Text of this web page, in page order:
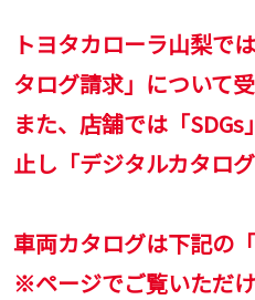
トヨタカローラ山梨で
タログ請求」について
また、店舗では「
止し「デジタルカタロ
車両カタログは下記の
※ページでご覧いただ